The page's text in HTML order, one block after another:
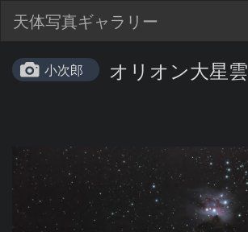
天体写真ギャラリー
小次郎 オリオン大星雲